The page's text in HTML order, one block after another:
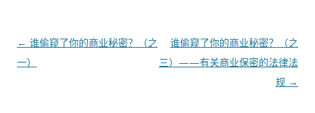
文章导航
← 谁偷窥了你的商业秘密？（之
一）
谁偷窥了你的商业秘密？（之
三）——有关商业保密的法律法
规 →